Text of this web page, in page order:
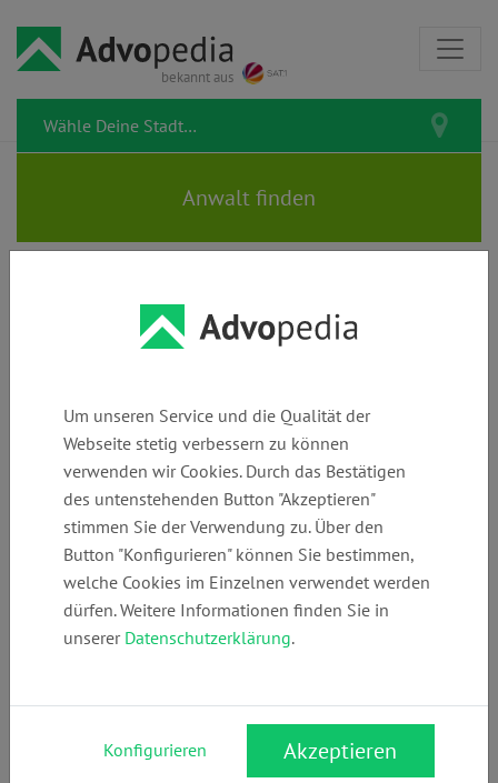
bekannt aus
Rechtsanwälte Dr. PLUTTE &
Telefon:
+49 (0)
217131932
E-Mail:
rain.mettlach-
plutte@t-
online.de
Webseite:
www.erbrecht-
leverkusen.de
Um unseren Service und die Qualität der
Webseite stetig verbessern zu können
verwenden wir Cookies. Durch das Bestätigen
des untenstehenden Button "Akzeptieren"
stimmen Sie der Verwendung zu. Über den
Button "Konfigurieren" können Sie bestimmen,
welche Cookies im Einzelnen verwendet werden
dürfen. Weitere Informationen finden Sie in
unserer Datenschutzerklärung.
Konfigurieren Akzeptieren